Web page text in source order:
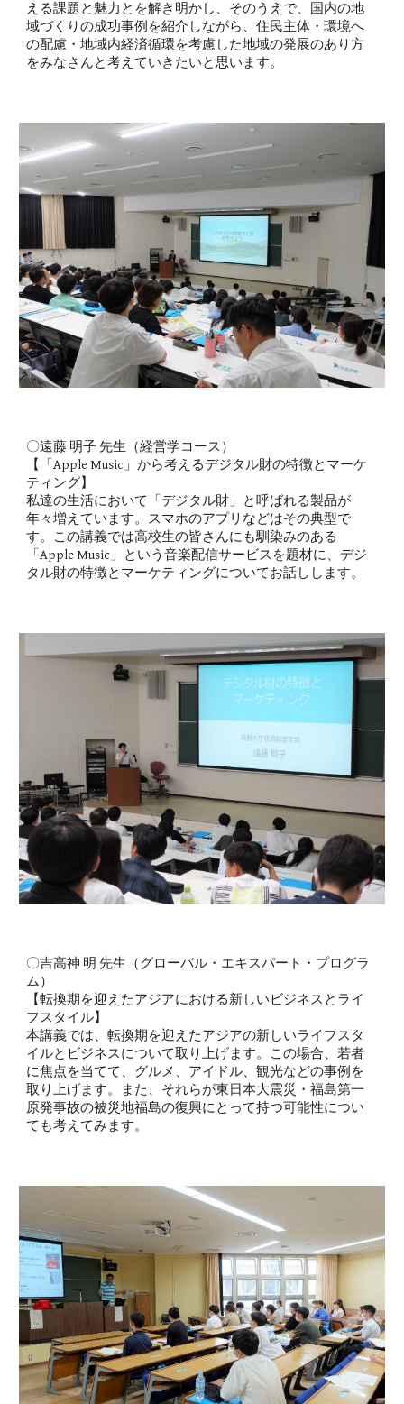
える課題と魅力とを解き明かし、そのうえで、国内の地
域づくりの成功事例を紹介しながら、住民主体・環境へ
の配慮・地域内経済循環を考慮した地域の発展のあり方
をみなさんと考えていきたいと思います。
〇遠藤 明子 先生（経営学コース ）
【「Apple Music」から考えるデジタル財の特徴とマーケ
ティング】
私達の生活において「デジタル財」と呼ばれる製品が
年々増えています。スマホのアプリなどはその典型で
す。この講義では高校生の皆さんにも馴染みのある
「Apple Music」という音楽配信サービスを題材に、デジ
タル財の特徴とマーケティングについてお話しします。
〇吉高神 明 先生（グローバル・エキスパート・プログラ
ム）
【転換期を迎えたアジアにおける新しいビジネスとライ
フスタイル】
本講義では、転換期を迎えたアジアの新しいライフスタ
イルとビジネスについて取り上げます。この場合、若者
に焦点を当てて、グルメ、アイドル、観光などの事例を
取り上げます。また、それらが東日本大震災・福島第一
原発事故の被災地福島の復興にとって持つ可能性につい
ても考えてみます。